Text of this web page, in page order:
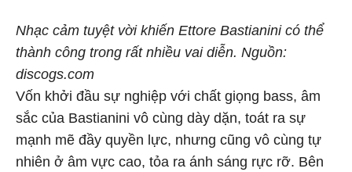
Nhạc cảm tuyệt vời khiến Ettore Bastianini có thể
thành công trong rất nhiều vai diễn. Nguồn:
discogs.com
Vốn khởi đầu sự nghiệp với chất giọng bass, âm
sắc của Bastianini vô cùng dày dặn, toát ra sự
mạnh mẽ đầy quyền lực, nhưng cũng vô cùng tự
nhiên ở âm vực cao, tỏa ra ánh sáng rực rỡ. Bên